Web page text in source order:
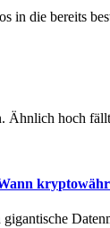
in die bereits
hoch